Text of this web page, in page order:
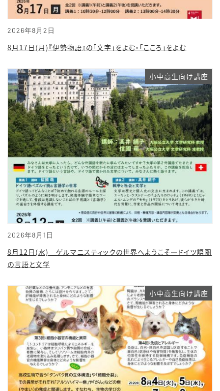
2026年8月2日
8月17日(月)『伊勢物語』の「文字」をよむ・「こころ」をよむ
2026年8月1日
小中高生向け講座
8月12日(水) ゲルマニスティックの世界へようこそ―ドイツ語圏
の言語と文学
小中高生向け講座